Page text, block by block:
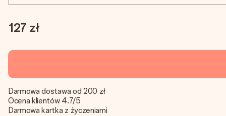
127 zł
Darmowa dostawa od 200 zł
Ocena klientów 4.7/5
Darmowa kartka z życzeniami